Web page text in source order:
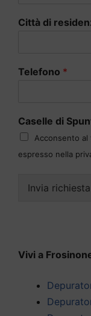
Città di
Telefono *
Caselle di
Acconsento
espresso nella
Invia richiesta
Vivi a